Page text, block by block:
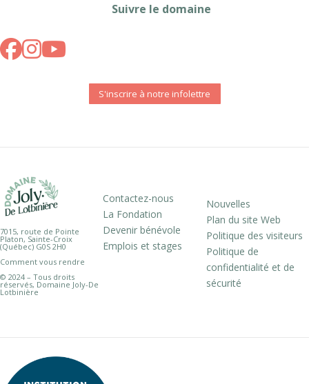
Suivre le domaine
S'inscrire à notre infolettre
7015, route de Pointe
Platon, Sainte-Croix
(Québec) G0S 2H0
Comment vous rendre
© 2024 – Tous droits
réservés, Domaine Joly-De
Lotbinière
Contactez-nous
La Fondation
Devenir bénévole
Emplois et stages
Nouvelles
Plan du site Web
Politique des visiteurs
Politique de
confidentialité et de
sécurité